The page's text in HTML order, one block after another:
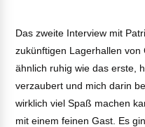
Das zweite Interview mit
zukünftigen Lagerhallen
ähnlich ruhig wie das erste,
verzaubert und mich darin
wirklich viel Spaß machen
mit einem feinen Gast. Es